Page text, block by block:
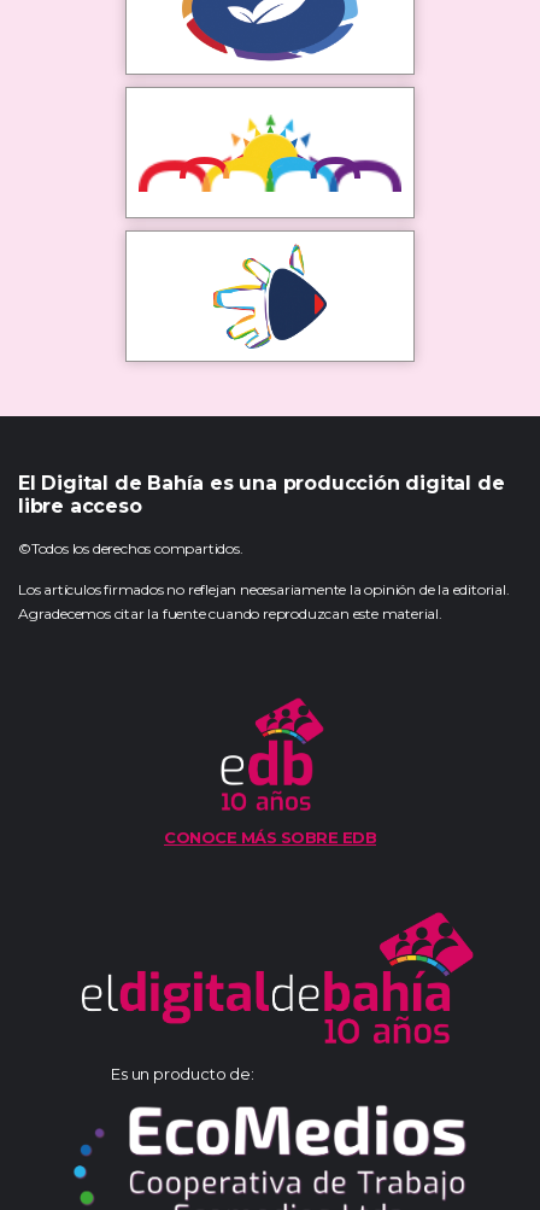
El Digital de Bahía es una producción digital de
libre acceso
©Todos los derechos compartidos.
Los artículos firmados no reflejan necesariamente la opinión de la editorial.
Agradecemos citar la fuente cuando reproduzcan este material.
CONOCE MÁS SOBRE EDB
Es un producto de: